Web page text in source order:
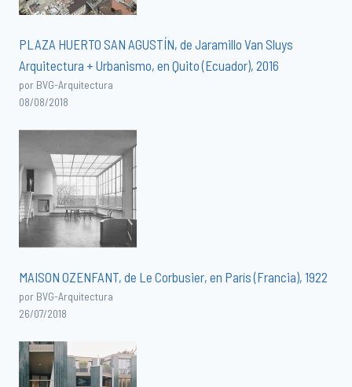
PLAZA HUERTO SAN AGUSTÍN, de Jaramillo Van Sluys
Arquitectura + Urbanismo, en Quito (Ecuador), 2016
por BVG-Arquitectura
08/08/2018
MAISON OZENFANT, de Le Corbusier, en París (Francia), 1922
por BVG-Arquitectura
26/07/2018